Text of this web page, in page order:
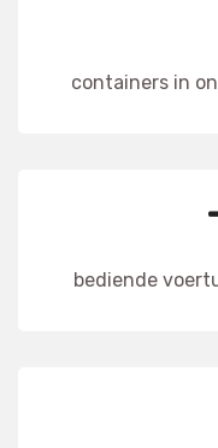
containers in
bediende